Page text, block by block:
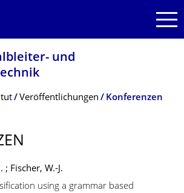
und
Veröffentlichungen Konferenzen
; Fischer, W.-J.
using a grammar based